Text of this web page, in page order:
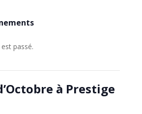
passé.
à Prestige